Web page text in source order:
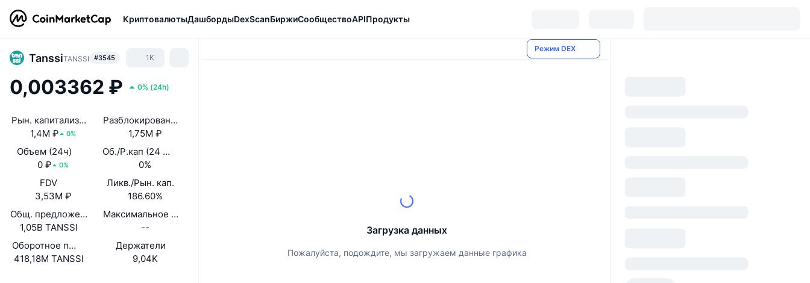
КриптовалютыДашбордыDexScanБиржиСообществоAPIПродукты
TanssiTANSSI #3545 1K
0,003362 ₽ 0% (24h)
Рын. капитализация
1,4M ₽
0%
Разблокированная рын. кап.
1,75M ₽
Объем (24ч)
0 ₽
0%
Об./Р.кап (24 ч.)
0%
FDV
3,53M ₽
Ликв./Рын. кап.
186.60%
Общ. предложение
1,05B TANSSI
Максимальное предложение
--
Оборотное предложение
418,18M TANSSI
Держатели
9,04K
Режим DEX
Загрузка данных
Пожалуйста, подождите, мы загружаем данные графика